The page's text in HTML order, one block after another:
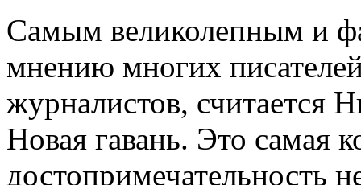
Самым великолепным и
мнению многих
журналистов, считается
Новая гавань. Это самая
достопримечательность